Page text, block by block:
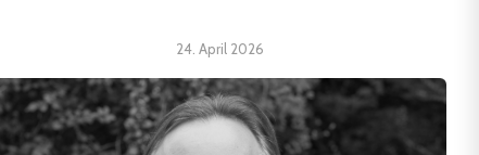
24. April 2026